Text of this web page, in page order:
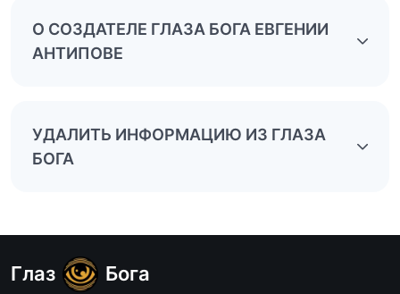
О СОЗДАТЕЛЕ ГЛАЗА БОГА ЕВГЕНИИ
АНТИПОВЕ
УДАЛИТЬ ИНФОРМАЦИЮ ИЗ ГЛАЗА
БОГА
Глаз Бога